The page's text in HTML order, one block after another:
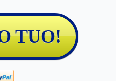
TUO!